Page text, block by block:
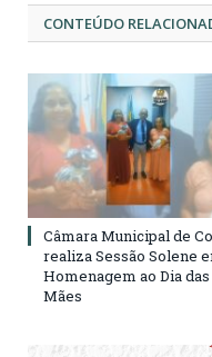
CONTEÚDO
Câmara Municipal de
realiza Sessão Solene
Homenagem ao Dia das
Mães